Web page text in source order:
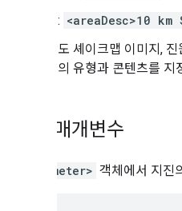
예: <areaDesc>10
강도 셰이크맵 이미지,
일의 유형과 콘텐츠를
추가 매개변수
<parameter> 객체에서 지진